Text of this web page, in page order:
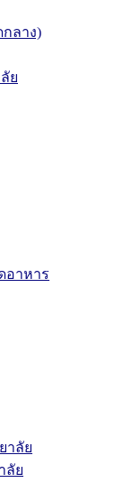
ลาง)
ย
อาหาร
าลัย
ลัย